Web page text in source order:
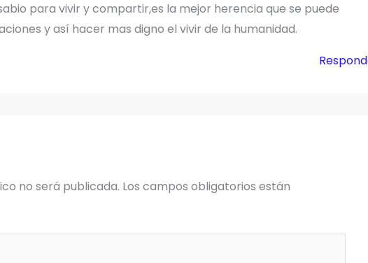
para vivir y compartir,es la mejor herencia que se puede
y así hacer mas digno el vivir de la humanidad.
no será publicada. Los campos obligatorios están